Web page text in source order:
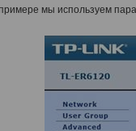
мы используем